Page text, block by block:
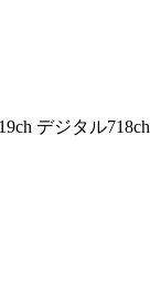
デジタル718ch